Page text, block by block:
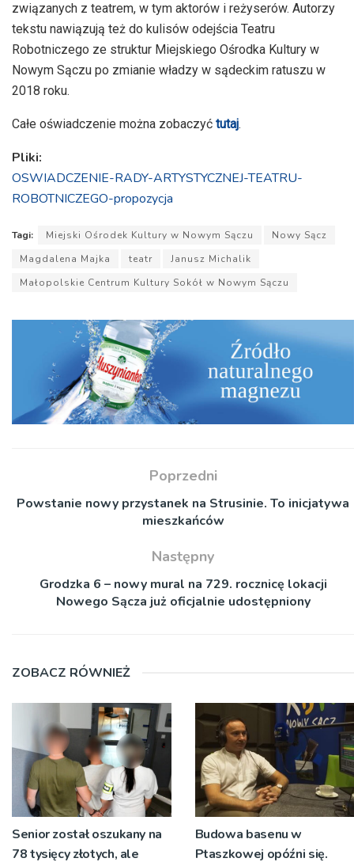
związanych z teatrem, w tym aktorów i reżyserów. Autorzy
tekstu nawiązują też do kulisów odejścia Teatru
Robotniczego ze struktur Miejskiego Ośrodka Kultury w
Nowym Sączu po zmianie władzy w sądeckim ratuszu w
2018 roku.
Całe oświadczenie można zobaczyć tutaj.
Pliki:
OSWIADCZENIE-RADY-ARTYSTYCZNEJ-TEATRU-
ROBOTNICZEGO-propozycja
Tagi: Miejski Ośrodek Kultury w Nowym Sączu
Nowy Sącz
Magdalena Majka
teatr
Janusz Michalik
Małopolskie Centrum Kultury Sokół w Nowym Sączu
Poprzedni
Powstanie nowy przystanek na Strusinie. To inicjatywa
mieszkańców
Następny
Grodzka 6 – nowy mural na 729. rocznicę lokacji
Nowego Sącza już oficjalnie udostępniony
ZOBACZ RÓWNIEŻ
Senior został oszukany na
78 tysięcy złotych, ale
Budowa basenu w
Ptaszkowej opóźni się.